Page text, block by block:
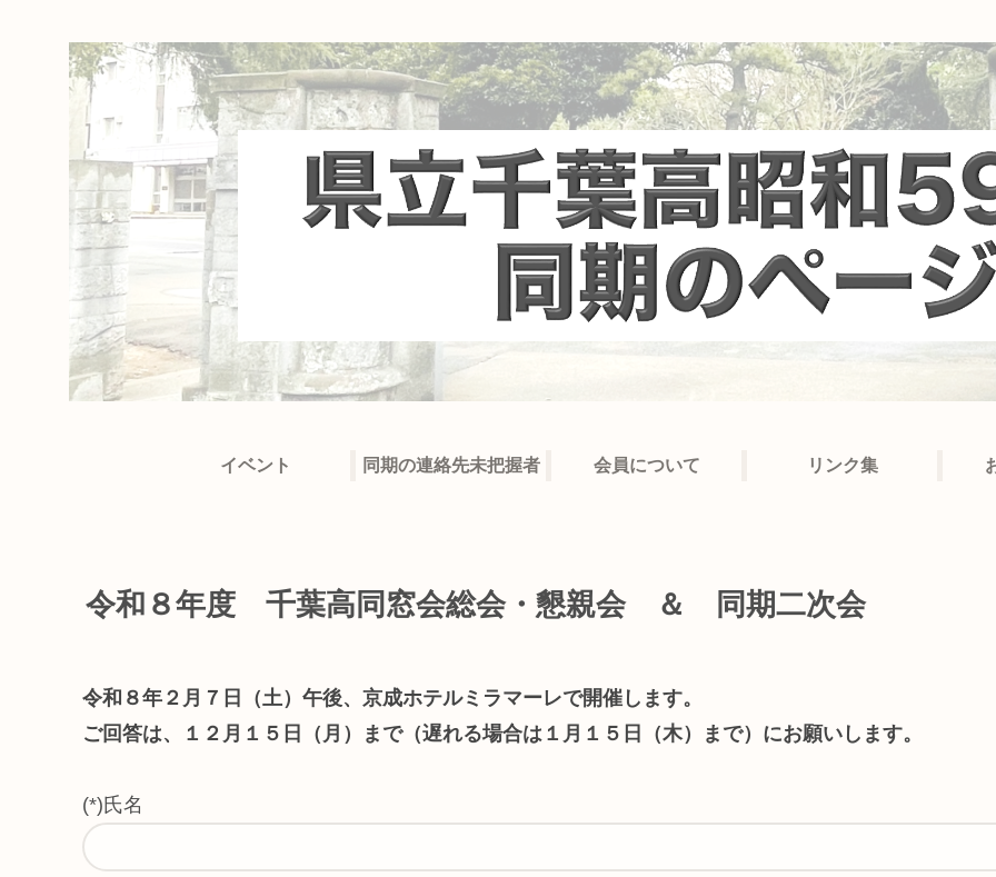
イベント 同期の連絡先未把握者 会員について リンク集
令和８年度 千葉高同窓会総会・懇親会 ＆ 同期二次会
令和８年２月７日（土）午後、京成ホテルミラマーレで開催します。
ご回答は、１２月１５日（月）まで（遅れる場合は１月１５日（木）まで）にお願いします。
(*)氏名